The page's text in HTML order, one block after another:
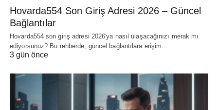
Hovarda554 Son Giriş Adresi 2026 – Güncel
Bağlantılar
Hovarda554 son giriş adresi 2026'ya nasıl ulaşacağınızı merak mı
ediyorsunuz? Bu rehberde, güncel bağlantılara erişim…
3 gün önce